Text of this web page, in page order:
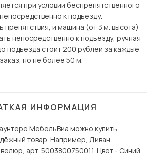
при условии беспрепятственного
к подъезду.
препятствия, и машина (от 3 м. высота)
непосредственно к подъезду, ручная
подъезда стоит 200 рублей за каждые
но не более 50 м.
ИНФОРМАЦИЯ
МебельВиа можно купить
товар. Например, Диван
арт. 5003800750011. Цвет - Синий.